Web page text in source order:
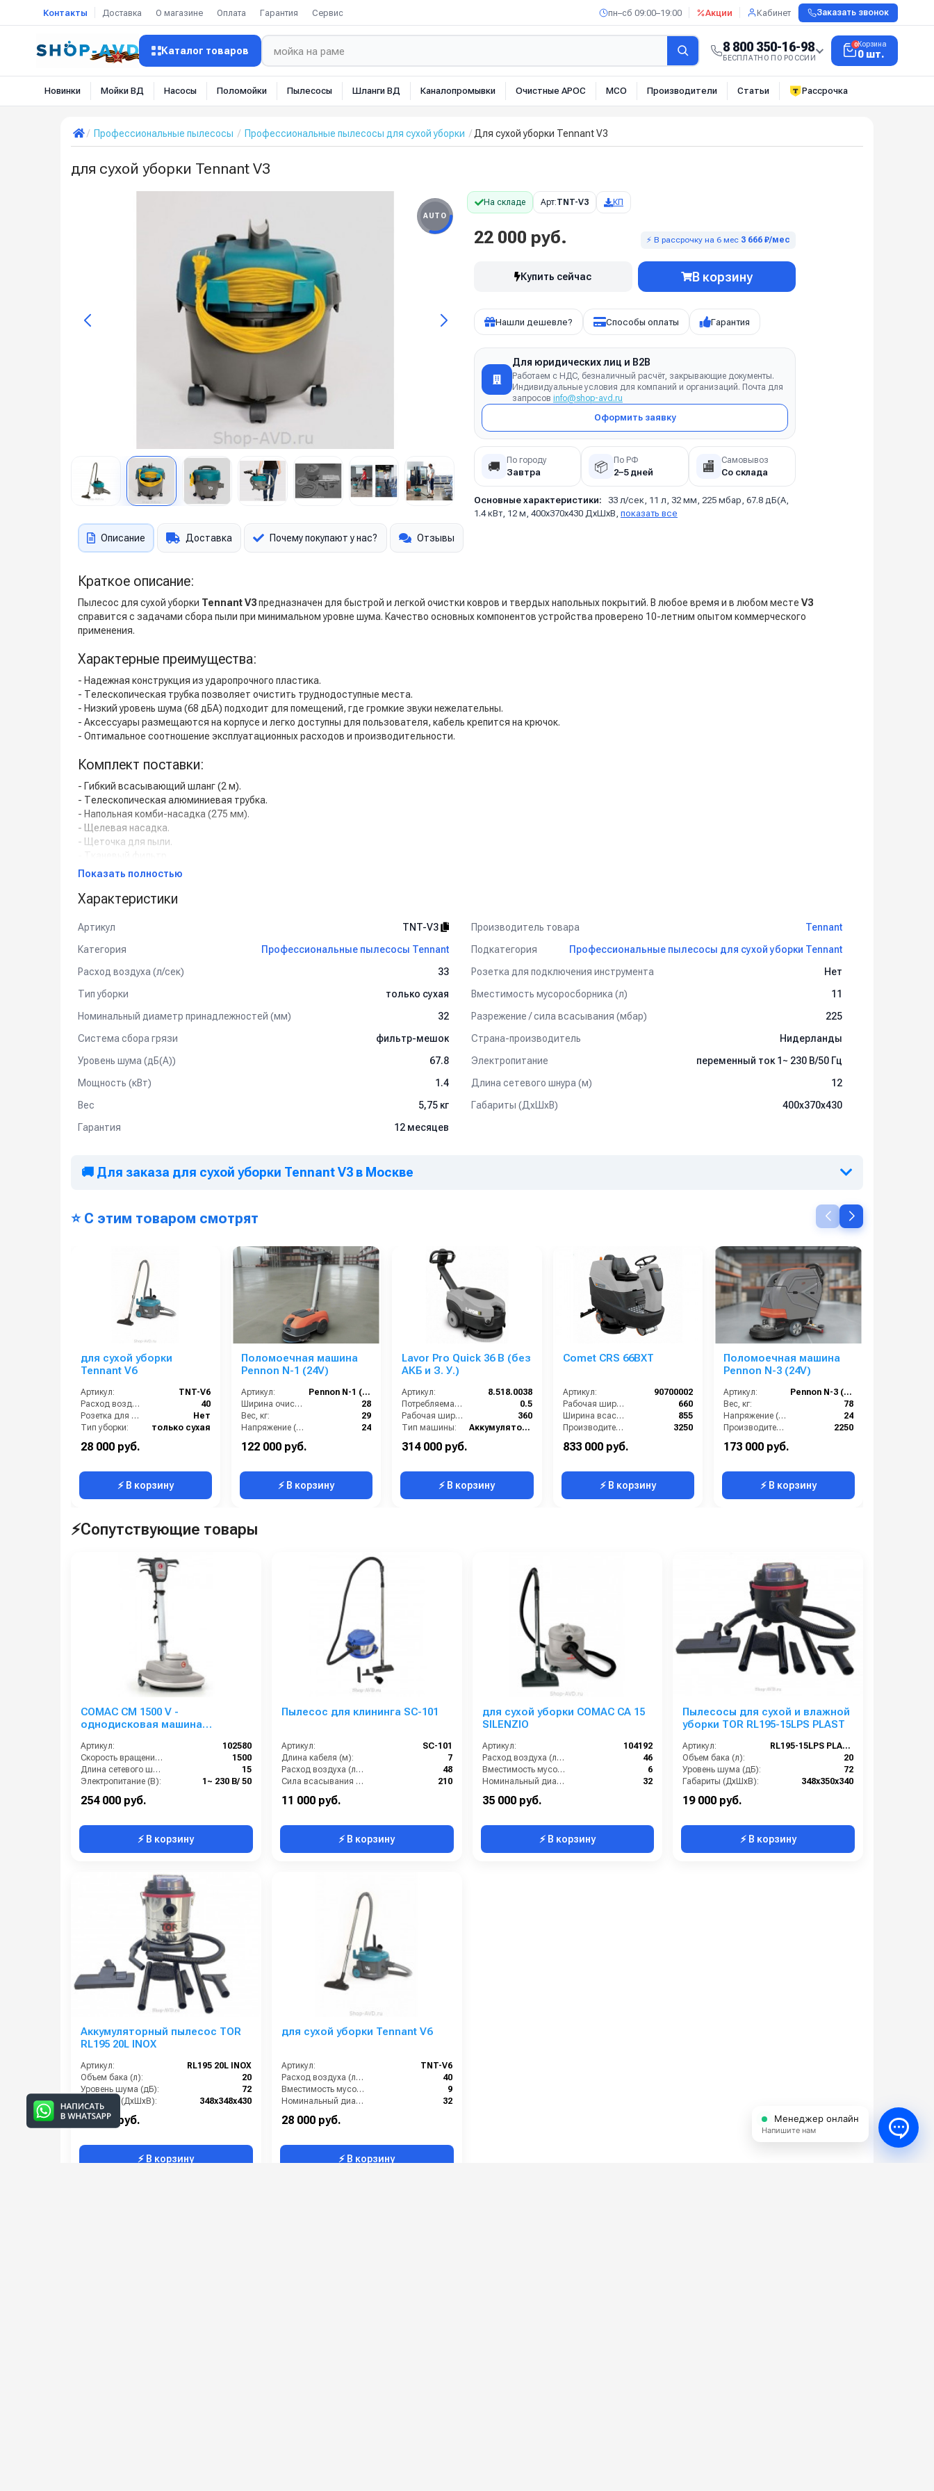
Контакты Доставка О магазине Оплата Гарантия Сервис пн–сб 09:00–19:00 Акции Кабинет Заказать звонок
Каталог товаров 8 800 350-16-98
БЕСПЛАТНО ПО РОССИИ
0Корзина
0 шт.
Новинки Мойки ВД Насосы Поломойки Пылесосы Шланги ВД Каналопромывки Очистные АРОС МСО Производители Статьи Рассрочка
Профессиональные пылесосы Профессиональные пылесосы для сухой уборки Для сухой уборки Tennant V3
для сухой уборки Tennant V3
AUTO
На складе Арт:TNT-V3 КП
22 000 руб. ⚡ В рассрочку на 6 мес 3 666 ₽/мес
Купить сейчас В корзину
Нашли дешевле? Способы оплаты Гарантия
Для юридических лиц и B2B
Работаем с НДС, безналичный расчёт, закрывающие документы.
Индивидуальные условия для компаний и организаций. Почта для
запросов info@shop-avd.ru
Оформить заявку
🚚 По городу
Завтра 📦 По РФ
2–5 дней 🏬 Самовывоз
Со склада
Основные характеристики:
33 л/сек, 11 л, 32 мм, 225 мбар, 67.8 дБ(А,
1.4 кВт, 12 м, 400х370х430 ДхШхВ, показать все
Описание Доставка Почему покупают у нас? Отзывы
Краткое описание:
Пылесос для сухой уборки Tennant V3предназначен для быстрой и легкой очистки ковров и твердых напольных покрытий. В любое время и в любом месте V3
справится с задачами сбора пыли при минимальном уровне шума. Качество основных компонентов устройства проверено 10-летним опытом коммерческого
применения.
Характерные преимущества:
- Надежная конструкция из ударопрочного пластика.
- Телескопическая трубка позволяет очистить труднодоступные места.
- Низкий уровень шума (68 дБА) подходит для помещений, где громкие звуки нежелательны.
- Аксессуары размещаются на корпусе и легко доступны для пользователя, кабель крепится на крючок.
- Оптимальное соотношение эксплуатационных расходов и производительности.
Комплект поставки:
- Гибкий всасывающий шланг (2 м).
- Телескопическая алюминиевая трубка.
- Напольная комби-насадка (275 мм).
- Щелевая насадка.
- Щеточка для пыли.
Данное устройство подходит для коммерческого использования в сфере гостеприимства (гостиничные номера, казино, банкетные залы), в образовательных
учреждениях (школы, колледжи, университеты), в здравоохранении (больницы, врачебные кабинеты и дома престарелых), в розничной торговле (в магазинах и
супермаркетах), а также для клининговых компаний. Пылесос предназначен исключительно для сбора сухой пыли и мусора в помещении. Сбор любой жидкости или
огнеопасных материалов запрещен.
Видео-демонстрация возможностей пылесоса Tennant V3 (на английском языке):
Показать полностью
Характеристики
Артикул TNT-V3 Производитель товара
Tennant
Категория
Профессиональные пылесосы Tennant Подкатегория
Профессиональные пылесосы для сухой уборки Tennant
Расход воздуха (л/сек)
33 Розетка для подключения инструмента
Нет
Тип уборки
только сухая Вместимость мусоросборника (л)
11
Номинальный диаметр принадлежностей (мм)
32 Разрежение / сила всасывания (мбар)
225
Система сбора грязи
фильтр-мешок Страна-производитель
Нидерланды
Уровень шума (дБ(А))
67.8 Электропитание
переменный ток 1~ 230 В/50 Гц
Мощность (кВт)
1.4 Длина сетевого шнура (м)
12
Вес
5,75 кг Габариты (ДхШхВ)
400х370х430
Гарантия
12 месяцев
🚚 Для заказа для сухой уборки Tennant V3 в Москве
⭐ С этим товаром смотрят
для сухой уборки
Tennant V6
Артикул:
TNT-V6
Расход воздуха (л/сек):
40
Розетка для подключения инструмента:
Нет
Тип уборки:
только сухая
Вместимость мусоросборника (л):
Номинальный диаметр принадлежностей (мм):
28 000 руб.
⚡ В корзину
Поломоечная машина
Pennon N-1 (24V)
Артикул:
Pennon N-1 (24V)
Ширина очистки (см):
28
Вес, кг:
29
Напряжение (В):
24
Страна-производитель:
Габариты (ДхШхВ):
122 000 руб.
⚡ В корзину
Lavor Pro Quick 36 B (без
АКБ и З. У.)
Артикул:
8.518.0038
Потребляемая мощность (кВт):
0.5
Рабочая ширина щеток (мм):
360
Тип машины:
Аккумуляторная
Уровень шума (дБ):
Ширина всасывающей балки (мм):
314 000 руб.
⚡ В корзину
Comet CRS 66BXT
Артикул:
90700002
Рабочая ширина щеток (мм):
660
Ширина всасывающей балки (мм):
855
Производительность по площади (м2/ч):
3250
Страна-производитель:
Электропитание (В):
833 000 руб.
⚡ В корзину
Поломоечная машина
Pennon N-3 (24V)
Артикул:
Pennon N-3 (24V)
Вес, кг:
78
Напряжение (В):
24
Производительность по площади (м2/ч):
2250
Скорость вращения щётки (об/мин):
Страна-производитель:
173 000 руб.
⚡ В корзину
⚡Сопутствующие товары
COMAC CM 1500 V -
однодисковая машина
Артикул:
102580
Скорость вращения щётки (об/мин):
1500
Длина сетевого шнура (м):
15
Электропитание (В):
1~ 230 В/ 50
Габариты (ДхШхВ):
254 000 руб.
⚡ В корзину
Пылесос для клининга SC-101
Артикул:
SC-101
Длина кабеля (м):
7
Расход воздуха (л/сек):
48
Сила всасывания (мбар):
210
Уровень шума (дБ):
11 000 руб.
⚡ В корзину
для сухой уборки COMAC CA 15
SILENZIO
Артикул:
104192
Расход воздуха (л/сек):
46
Вместимость мусоросборника (л):
6
Номинальный диаметр принадлежностей (мм):
32
35 000 руб.
⚡ В корзину
Пылесосы для сухой и влажной
уборки TOR RL195-15LPS PLAST
Артикул:
RL195-15LPS PLAST
Объем бака (л):
20
Уровень шума (дБ):
72
Габариты (ДхШхВ):
348х350х340
Кол-во турбин:
19 000 руб.
⚡ В корзину
Аккумуляторный пылесос TOR
RL195 20L INOX
Артикул:
RL195 20L INOX
Объем бака (л):
20
Уровень шума (дБ):
72
Габариты (ДхШхВ):
348х348х430
Кол-во турбин:
19 000 руб.
⚡ В корзину
для сухой уборки Tennant V6
Артикул:
TNT-V6
Расход воздуха (л/сек):
40
Вместимость мусоросборника (л):
9
Номинальный диаметр принадлежностей (мм):
32
28 000 руб.
⚡ В корзину
Менеджер онлайн
Напишите нам